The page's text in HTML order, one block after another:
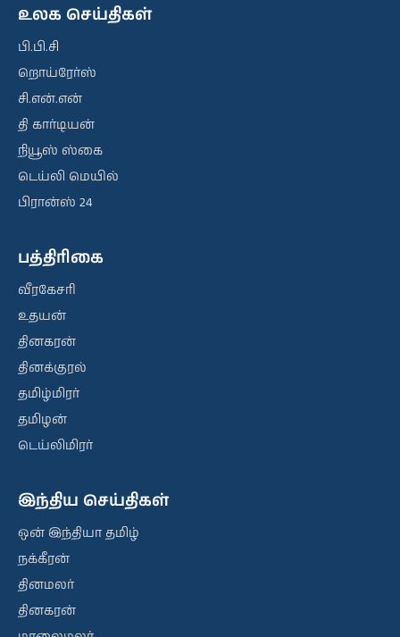
உலக செய்திகள்
பி.பி.சி
றொய்ரேர்ஸ்
சி.என்.என்
தி கார்டியன்
நியூஸ் ஸ்கை
டெய்லி மெயில்
பிரான்ஸ் 24
பத்திரிகை
வீரகேசரி
உதயன்
தினகரன்
தினக்குரல்
தமிழ்மிரர்
தமிழன்
டெய்லிமிரர்
இந்திய செய்திகள்
ஒன் இந்தியா தமிழ்
நக்கீரன்
தினமலர்
தினகரன்